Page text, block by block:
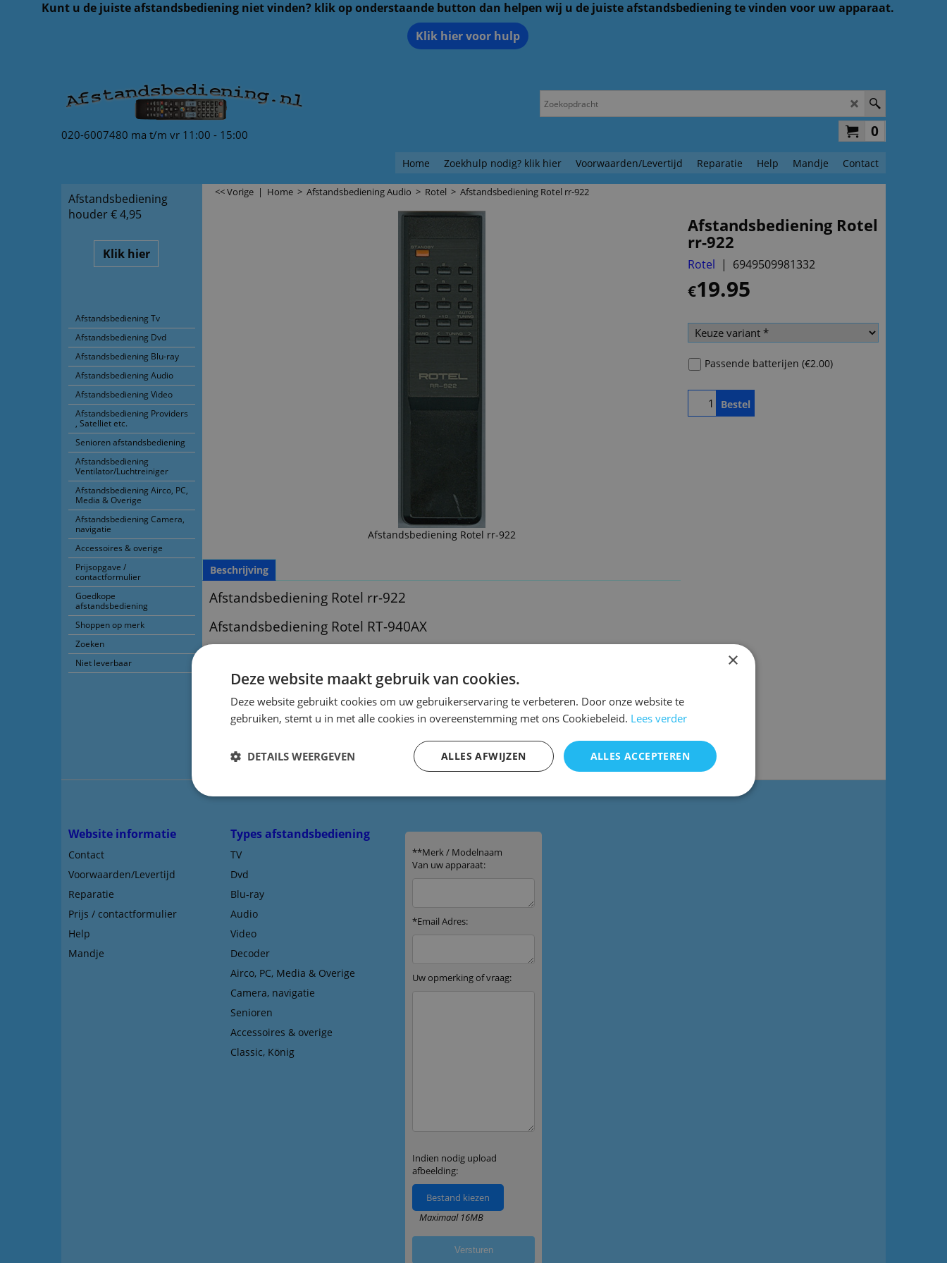
Kunt u de juiste afstandsbediening niet vinden? klik op onderstaande button dan helpen wij u de juiste afstandsbediening te vinden voor uw apparaat.
Klik hier voor hulp
020-6007480 ma t/m vr 11:00 - 15:00 0
Home Zoekhulp nodig? klik hier Voorwaarden/Levertijd Reparatie Help Mandje Contact
Afstandsbediening
houder € 4,95
Klik hier
Afstandsbediening Tv
Afstandsbediening Dvd
Afstandsbediening Blu-ray
Afstandsbediening Audio
Afstandsbediening Video
Afstandsbediening Providers
, Satelliet etc.
Senioren afstandsbediening
Afstandsbediening
Ventilator/Luchtreiniger
Afstandsbediening Airco, PC,
Media & Overige
Afstandsbediening Camera,
navigatie
Accessoires & overige
Prijsopgave /
contactformulier
Goedkope
afstandsbediening
Shoppen op merk
Zoeken
Niet leverbaar
<< Vorige | Home > Afstandsbediening Audio > Rotel > Afstandsbediening Rotel rr-922
Afstandsbediening Rotel rr-922
Afstandsbediening Rotel
rr-922
Rotel 6949509981332
€19.95
Passende batterijen (€2.00)
Bestel
Beschrijving
Afstandsbediening Rotel rr-922
Afstandsbediening Rotel RT-940AX
Afstandsbediening Rotel RT-940AX
Voorraad: 1
g.qxx51
Website informatie
Contact
Voorwaarden/Levertijd
Reparatie
Prijs / contactformulier
Help
Mandje
Types afstandsbediening
TV
Dvd
Blu-ray
Audio
Video
Decoder
Airco, PC, Media & Overige
Camera, navigatie
Senioren
Accessoires & overige
Classic, König
×
Deze website maakt gebruik van cookies.
Deze website gebruikt cookies om uw gebruikerservaring te verbeteren. Door onze website te
gebruiken, stemt u in met alle cookies in overeenstemming met ons Cookiebeleid. Lees verder
ALLES ACCEPTEREN
ALLES AFWIJZEN
DETAILS WEERGEVEN